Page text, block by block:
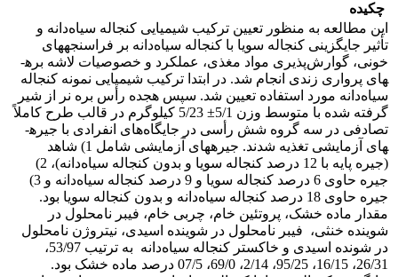
چکیده
این مطالعه به منظور تعیین ترکیب شیمیایی کنجاله سیاه‌دانه و
تأثیر جایگزینی کنجاله سویا با کنجاله سیاه‌دانه بر فراسنجه­های
خونی، گوارش‌پذیری مواد مغذی، عملکرد و خصوصیات لاشه بره­
های پرواری زندی انجام شد. در ابتدا ترکیب شیمیایی نمونه کنجاله
سیاه‌دانه مورد استفاده تعیین شد. سپس هجده رأس بره نر از شیر
گرفته شده با متوسط وزن 5/1± 5/23 کیلوگرم در قالب طرح کاملاً
تصادفی در سه گروه شش رأسی در جایگاه‌های انفرادی با جیره­
های آزمایشی تغذیه شدند. جیره­های آزمایشی شامل 1) شاهد
(جیره پایه با 12 درصد کنجاله سویا و بدون کنجاله سیاه‌دانه)، 2)
جیره حاوی 6 درصد کنجاله سویا و 9 درصد کنجاله سیاه‌دانه و 3)
جیره حاوی 18 درصد کنجاله سیاه‌دانه و بدون کنجاله سویا بود.
مقدار ماده خشک، پروتئین خام، چربی خام، فیبر نامحلول در
شوینده خنثی، فیبر نامحلول در شوینده اسیدی، نیتروژن نامحلول
در شونده اسیدی و خاکستر کنجاله سیاه‌دانه به ترتیب 53/97،
26/31، 16/15، 95/25، 2/14، 69/0، 07/5 درصد ماده خشک بود.